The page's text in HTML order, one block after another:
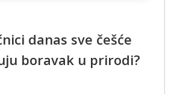
danas sve češće
boravak u prirodi?